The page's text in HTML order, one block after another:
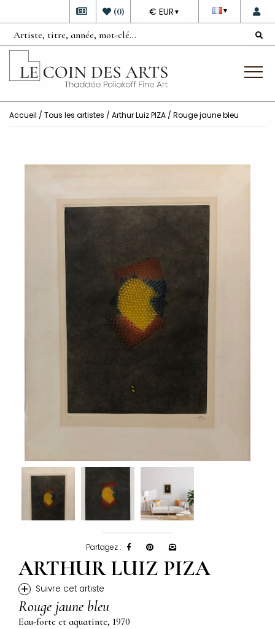
▼
DEVISE
€ EUR ▼
(0)
Accueil / Tous les artistes / Arthur Luiz PIZA / Rouge jaune bleu
Partagez :
ARTHUR LUIZ PIZA
+ Suivre cet artiste
Rouge jaune bleu
Eau-forte et aquatinte, 1970